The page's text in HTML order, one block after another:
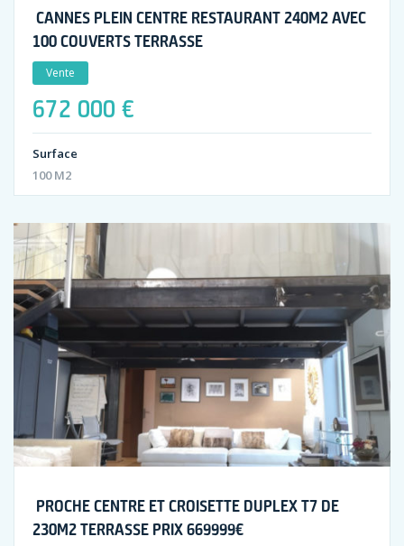
CANNES PLEIN CENTRE RESTAURANT 240M2 AVEC
100 COUVERTS TERRASSE
Vente
672 000 €
Surface
100 M2
PROCHE CENTRE ET CROISETTE DUPLEX T7 DE
230M2 TERRASSE PRIX 669999€